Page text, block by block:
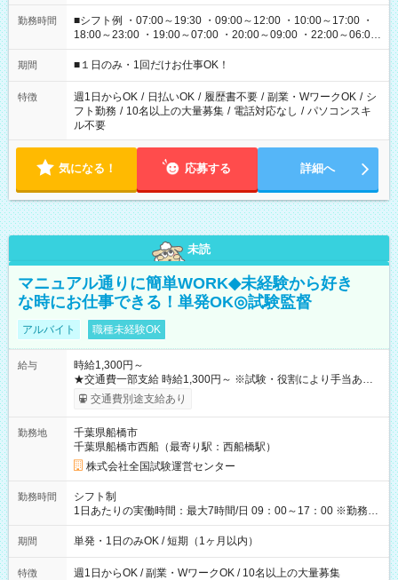
勤務時間
■シフト例 ・07:00～19:30 ・09:00～12:00 ・10:00～17:00 ・
18:00～23:00 ・19:00～07:00 ・20:00～09:00 ・22:00～06:00
etc ★最短で3時間で5,120円のお仕事から 15時間で2万円近く稼
げるお仕事も！ ご希望のお時間に合わせてご紹介！ ※シフトは
ください！
期間 ■１日のみ・1回だけお仕事OK！
特徴 週1日からOK / 日払いOK / 履歴書不要 / 副業・WワークOK / シ
フト勤務 / 10名以上の大量募集 / 電話対応なし / パソコンスキ
ル不要
気になる！ 応募する 詳細へ
未読
マニュアル通りに簡単WORK◆未経験から好き
な時にお仕事できる！単発OK◎試験監督
アルバイト 職種未経験OK
給与
時給1,300円～
★交通費一部支給 時給1,300円～ ※試験・役割により手当あり
※勤務回数により昇給あり 【即給（前払い）オプションあ
り！】 希望される場合、勤務から1週間ほどで給与の一部を受け
例】 ・河合塾模擬試験 8:30～17:30（休憩1時間） 時給1,300円
×8時間＝日収10,400円＋交通費 ※当日の役割により時給＋100
円の場合あり ・国家試験 7:00～13:30（休憩なし） 時給1,300
円（役割手当＋100円）×6時間＝日収8,400円＋交通費 【試用期
間】試用期間なし
交通費別途支給あり
勤務地
千葉県船橋市
千葉県船橋市西船（最寄り駅：西船橋駅）
株式会社全国試験運営センター
勤務時間
シフト制
1日あたりの実働時間：最大7時間/日 09：00～17：00 ※勤務時
間は 試験により異なります。
期間 単発・1日のみOK / 短期（1ヶ月以内）
特徴 週1日からOK / 副業・WワークOK / 10名以上の大量募集